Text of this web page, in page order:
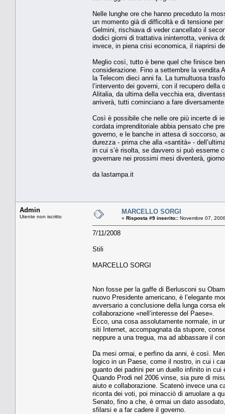
Nelle lunghe ore che hanno preceduto la
un momento già di difficoltà e di tensione
Gelmini, rischiava di veder cancellato il
dodici giorni di trattativa ininterrotta, veniva
invece, in piena crisi economica, il riaprirsi
Meglio così, tutto è bene quel che finisce
considerazione. Fino a settembre la vendita
la Telecom dieci anni fa. La tumultuosa
l’intervento dei governi, con il recupero
Alitalia, da ultima della vecchia era,
arriverà, tutti cominciano a fare
Così è possibile che nelle ore più incerte di
cordata imprenditoriale abbia pensato che
governo, e le banche in attesa di soccorso,
durezza - prima che alla «santità» -
in cui s’è risolta, se davvero si può esserne
governare nei prossimi mesi diventerà,
da lastampa.it
Admin
Utente non iscritto
MARCELLO SORGI
« Risposta #9 inserito:: Novembre 07,
7/11/2008
Stili
MARCELLO SORGI
Non fosse per la gaffe di Berlusconi su
nuovo Presidente americano, è l’elegante
avversario a conclusione della lunga corsa
collaborazione «nell’interesse del Paese».
Ecco, una cosa assolutamente normale, in
siti Internet, accompagnata da stupore,
neppure a una tregua, ma ad abbassare il
Da mesi ormai, e perfino da anni, è così.
logico in un Paese, come il nostro, in cui i
guanto dei padrini per un duello infinito in
Quando Prodi nel 2006 vinse, sia pure di
aiuto e collaborazione. Scatenò invece una
riconta dei voti, poi minacciò di arruolare a
Senato, fino a che, è ormai un dato
sfilarsi e a far cadere il governo.